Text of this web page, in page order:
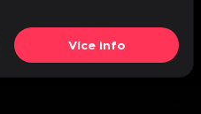
Více info